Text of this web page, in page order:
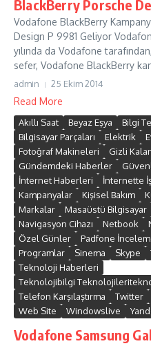
BlackBerry Porsche
Vodafone BlackBerry
Design P 9981 Geliyor
yılında da Vodafone
sefer, Vodafone BlackBerry
admin 25 Ekim 2014
Read More
Akıllı Saat Beyaz Eşya Bilgi
Bilgisayar Parçaları
Elektrik
Fotoğraf Makineleri
Gizli
Gündemdeki Haberler
İnternet Haberleri
İnternette İş
Kampanyalar
Kişisel Bakım
Markalar
Masaüstü Bilgisayar
Navigasyon Cihazı
Netbook
Özel Günler
Padfone
Programlar
Sinema Skype
Teknoloji Haberleri
Teknolojibilgi
Telefon Karşılaştırma
Twitter
Web Site
Windowslive
Vodafone Samsung